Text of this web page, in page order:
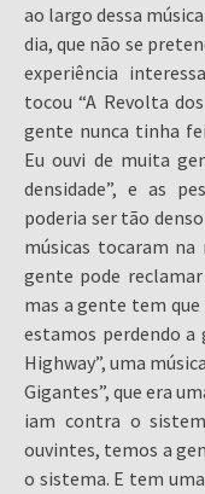
ao largo dessa
dia, que não se
experiência
tocou “A Revolta
gente nunca tinha
Eu ouvi de muita
densidade”, e as
poderia ser tão
músicas tocaram
gente pode
mas a gente tem
estamos perdendo a
Highway”, uma
Gigantes”, que era
iam contra o
ouvintes, temos a
o sistema. E tem